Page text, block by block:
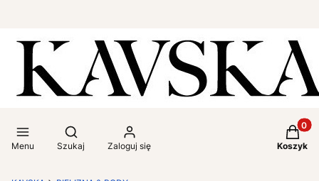
Menu
Otwórz wyszukiwarkę
Szukaj Zaloguj się Koszyk